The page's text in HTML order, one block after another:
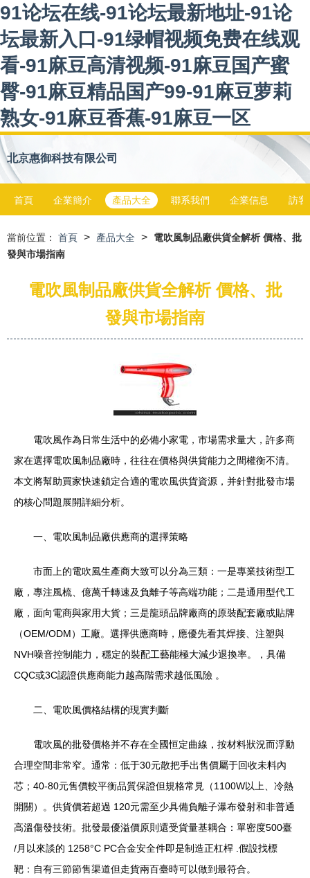
91论坛在线-91论坛最新地址-91论
坛最新入口-91绿帽视频免费在线观
看-91麻豆高清视频-91麻豆国产蜜
臀-91麻豆精品国产99-91麻豆萝莉
熟女-91麻豆香蕉-91麻豆一区
北京惠御科技有限公司
首頁 企業簡介 產品大全 聯系我們 企業信息 訪客
當前位置： 首頁 > 產品大全 >
電吹風制品廠供貨全解析 價格、批
發與市場指南
電吹風制品廠供貨全解析 價格、批
發與市場指南
電吹風作為日常生活中的必備小家電，市場需求量大，許多商
家在選擇電吹風制品廠時，往往在價格與供貨能力之間權衡不清。
本文將幫助買家快速鎖定合適的電吹風供貨資源，并針對批發市場
的核心問題展開詳細分析。
一、電吹風制品廠供應商的選擇策略
市面上的電吹風生產商大致可以分為三類：一是專業技術型工
廠，專注風梳、億萬千轉速及負離子等高端功能；二是通用型代工
廠，面向電商與家用大貨；三是龍頭品牌廠商的原裝配套廠或貼牌
（OEM/ODM）工廠。選擇供應商時，應優先看其焊接、注塑與
NVH噪音控制能力，穩定的裝配工藝能極大減少退換率。，具備
CQC或3C認證供應商能力越高階需求越低風險 。
二、電吹風價格結構的現實判斷
電吹風的批發價格并不存在全國恒定曲線，按材料狀況而浮動
合理空間非常窄。通常：低于30元散把手出售價屬于回收未料內
芯；40-80元售價較平衡品質保證但規格常見（1100W以上、冷熱
開關）。供貨價若超過 120元需至少具備負離子瀑布發射和非普通
高溫傷發技術。批發最優溢價原則還受貨量基耦合：單密度500臺
/月以來談的 1258°C PC合金安全件即是制造正杠桿 .假設找標
靶：自有三節節售渠道但走貨兩百臺時可以做到最符合。